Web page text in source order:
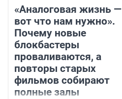
«Аналоговая жизнь —
вот что нам нужно».
Почему новые
блокбастеры
проваливаются, а
повторы старых
фильмов собирают
полные залы